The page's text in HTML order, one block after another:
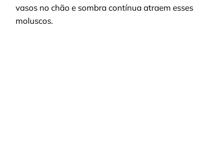
vasos no chão e sombra contínua atraem esses
moluscos.